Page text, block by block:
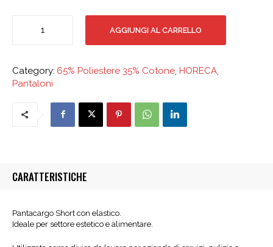
quantità
AGGIUNGI AL CARRELLO
Category: 65% Poliestere 35% Cotone HORECA
Pantaloni
CARATTERISTICHE
Pantacargo Short con elastico.
Ideale per settore estetico e alimentare.